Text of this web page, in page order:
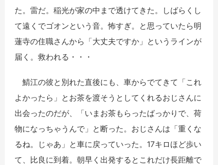
た。雷だ。稲光が家の中まで透けてきた。しばらくし
て遠くでゴオンという音。怖すぎ。と思っていたら明
蓮寺の住職さんから「大丈夫ですか」というラインが
届く。救われる・・・
鯖江の彼と別れた直後にも、車からでてきて「これ
よかったら」とお茶を渡そうとしてくれるおじさんに
出会ったのだが、「いまお茶もらったばっかりで、荷
物になっちゃうんで」と断った。おじさんは「重くな
るね。じゃあ」と車に戻っていった。17キロほど歩い
て、比良に到着。朝早く出発するとこれだけ長距離で